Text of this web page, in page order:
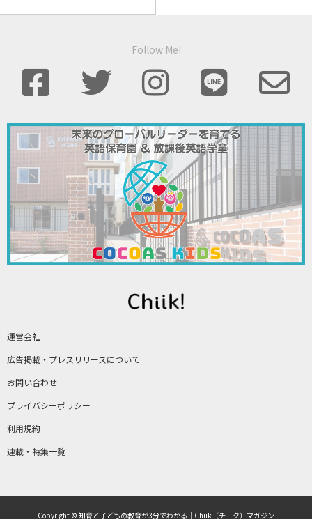
運営会社
広告掲載・プレスリリースについて
お問い合わせ
プライバシーポリシー
利用規約
連載・特集一覧
Follow Me!
Copyright © 知育と子どもの教育が3分でわかる｜Chiik（チーク）マガジン